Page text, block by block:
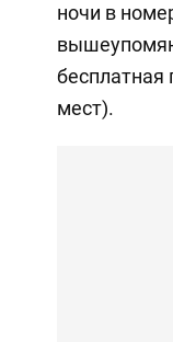
ночи в
бесплатная
мест).